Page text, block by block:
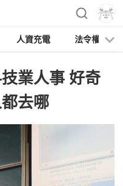
人資充電 法令權益
業人事 好奇
去哪